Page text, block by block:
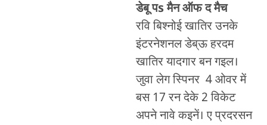
डेबू पs मैन ऑफ द मैच
रवि बिश्नोई खातिर उनके
इंटरनेशनल डेब्ऊ हरदम
खातिर यादगार बन गइल।
जुवा लेग स्पिनर 4 ओवर में
बस 17 रन देके 2 विकेट
अपने नावे कइनें। ए प्रदरसन